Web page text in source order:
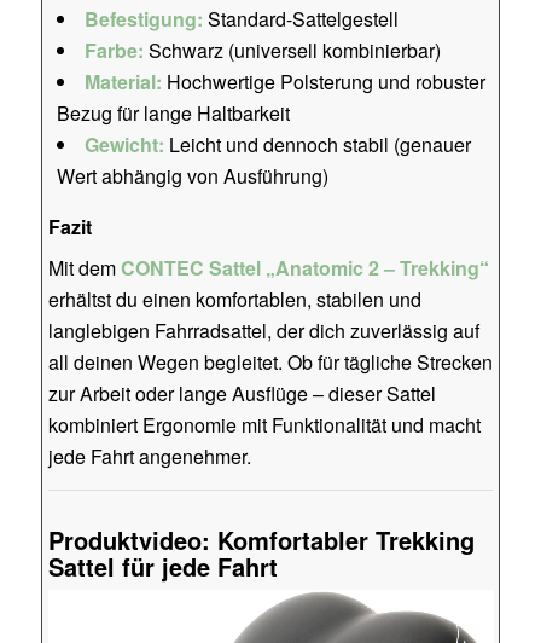
Befestigung: Standard-Sattelgestell
Farbe: Schwarz (universell kombinierbar)
Material: Hochwertige Polsterung und robuster
Bezug für lange Haltbarkeit
Gewicht: Leicht und dennoch stabil (genauer
Wert abhängig von Ausführung)
Fazit
Mit demCONTEC Sattel „Anatomic 2 – Trekking“
erhältst du einen komfortablen, stabilen und
langlebigen Fahrradsattel, der dich zuverlässig auf
all deinen Wegen begleitet. Ob für tägliche Strecken
zur Arbeit oder lange Ausflüge – dieser Sattel
kombiniert Ergonomie mit Funktionalität und macht
jede Fahrt angenehmer.
Produktvideo: Komfortabler Trekking
Sattel für jede Fahrt